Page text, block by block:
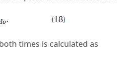
times is calculated as